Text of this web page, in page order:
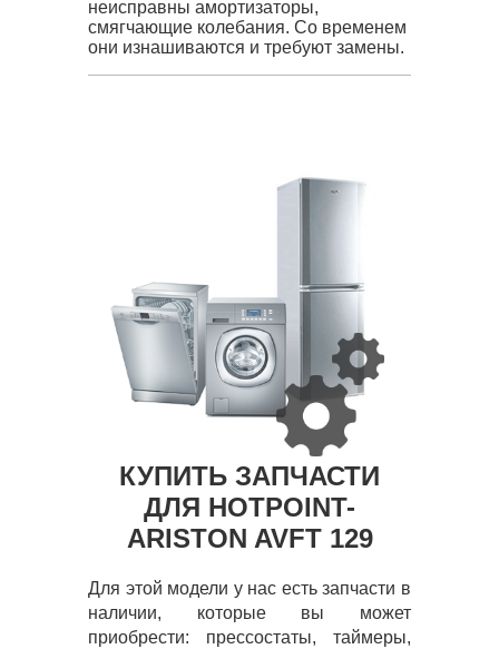
неисправны амортизаторы,
смягчающие колебания. Со временем
они изнашиваются и требуют замены.
КУПИТЬ ЗАПЧАСТИ
ДЛЯ HOTPOINT-
ARISTON AVFT 129
Для этой модели у нас есть запчасти в
наличии, которые вы может
приобрести: прессостаты, таймеры,